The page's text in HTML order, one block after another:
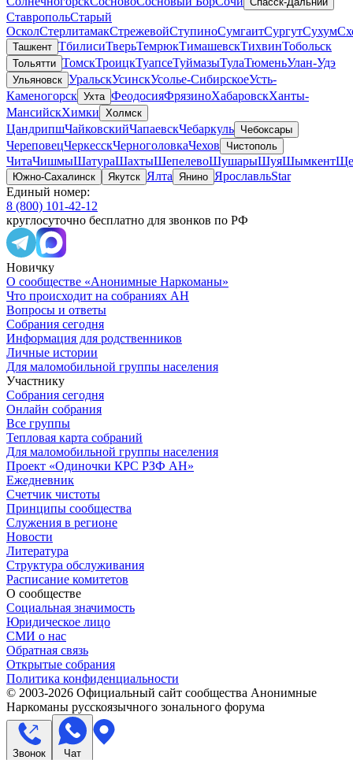
СтавропольСтарый
ОсколСтерлитамакСтрежевойСтупиноСумгаитСургутСухум
Ташкент ТбилисиТверьТемрюкТимашевскТихвинТобольск
Тольятти ТомскТроицкТуапсеТуймазыТулаТюменьУлан-Удэ
Ульяновск УральскУсинскУсолье-СибирскоеУсть-
Каменогорск Ухта ФеодосияФрязиноХабаровскХанты-
МансийскХимки Холмск
ЦандрипшЧайковскийЧапаевскЧебаркуль Чебоксары
ЧереповецЧеркесскЧерноголовкаЧехов Чистополь
ЧитаЧишмыШатураШахтыШепелевоШушарыШуяШымкент
Южно-Сахалинск Якутск Ялта Янино ЯрославльStar
Единый номер:
8 (800) 101-42-12
круглосуточно бесплатно для звонков по РФ
Новичку
О сообществе «Анонимные Наркоманы»
Что происходит на собраниях АН
Вопросы и ответы
Собрания сегодня
Информация для родственников
Личные истории
Для маломобильной группы населения
Участнику
Собрания сегодня
Онлайн собрания
Все группы
Тепловая карта собраний
Для маломобильной группы населения
Проект «Одиночки КРС РЗФ АН»
Ежедневник
Счетчик чистоты
Принципы сообщества
Служения в регионе
Новости
Литература
Структура обслуживания
Расписание комитетов
О сообществе
Социальная значимость
Юридическое лицо
СМИ о нас
Обратная связь
Открытые собрания
Политика конфиденциальности
© 2003-2026 Официальный сайт сообщества Анонимные
Наркоманы русскоязычного зонального форума
Звонок Чат